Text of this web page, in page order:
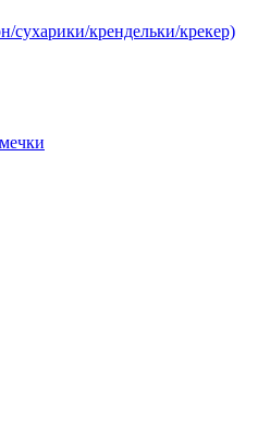
сухарики/крендельки/крекер)